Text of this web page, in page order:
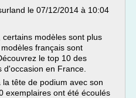
le 07/12/2014 à 10:04
modèles sont plus
français sont
le top 10 des
en France.
tête de podium avec son
exemplaires ont été écoulés